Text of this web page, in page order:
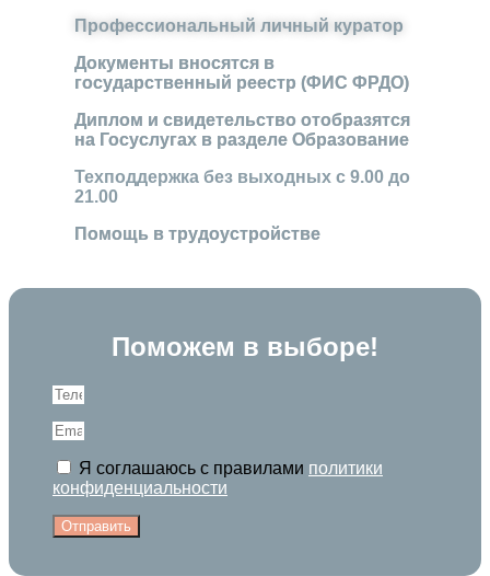
Профессиональный личный куратор
Документы вносятся в
государственный реестр (ФИС ФРДО)
Диплом и свидетельство отобразятся
на Госуслугах в разделе Образование
Техподдержка без выходных с 9.00 до
21.00
Помощь в трудоустройстве
Поможем в выборе!
Я соглашаюсь с правилами политики
конфиденциальности
Отправить